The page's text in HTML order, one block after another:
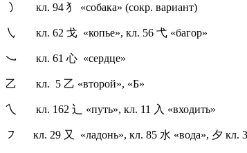
㇁ кл. 94 犭 «собака» (сокр. вариант)
㇂ кл. 62 戈 «копье», кл. 56 弋 «багор»
㇃ кл. 61 心 «сердце»
乙 кл. 5 乙 «второй», «Б»
乀 кл. 162 辶 «путь», кл. 11 入 «входить»
㇇ кл. 29 又 «ладонь», кл. 85 水 «вода», 夕 кл.